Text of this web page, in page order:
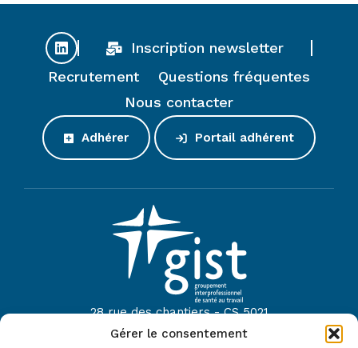
Gérer le consentement
Inscription newsletter
Recrutement
Questions fréquentes
Nous contacter
Adhérer Portail adhérent
28 rue des chantiers - CS 5021
44614 Saint-Nazaire